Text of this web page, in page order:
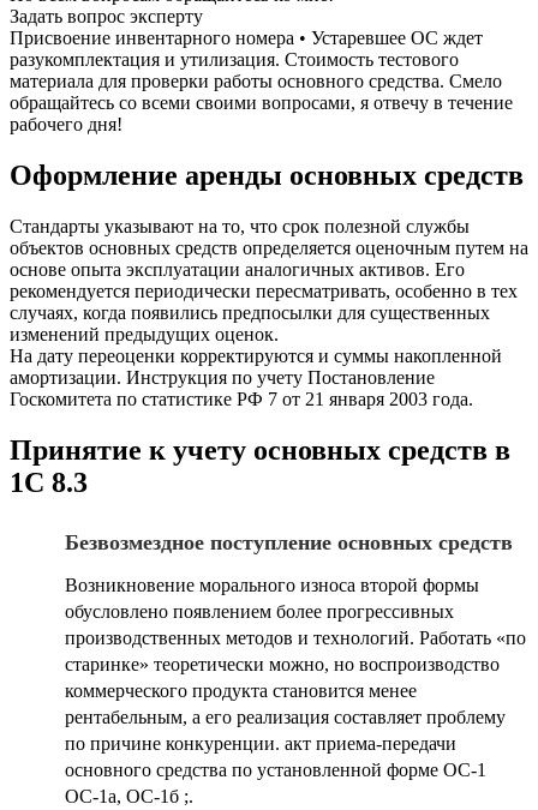
Задать вопрос эксперту
Присвоение инвентарного номера • Устаревшее ОС ждет
разукомплектация и утилизация. Стоимость тестового
материала для проверки работы основного средства. Смело
обращайтесь со всеми своими вопросами, я отвечу в течение
рабочего дня!
Оформление аренды основных средств
Стандарты указывают на то, что срок полезной службы
объектов основных средств определяется оценочным путем на
основе опыта эксплуатации аналогичных активов. Его
рекомендуется периодически пересматривать, особенно в тех
случаях, когда появились предпосылки для существенных
изменений предыдущих оценок.
На дату переоценки корректируются и суммы накопленной
амортизации. Инструкция по учету Постановление
Госкомитета по статистике РФ 7 от 21 января 2003 года.
Принятие к учету основных средств в
1С 8.3
Безвозмездное поступление основных средств
Возникновение морального износа второй формы
обусловлено появлением более прогрессивных
производственных методов и технологий. Работать «по
старинке» теоретически можно, но воспроизводство
коммерческого продукта становится менее
рентабельным, а его реализация составляет проблему
по причине конкуренции. акт приема-передачи
основного средства по установленной форме ОС-1
ОС-1а, ОС-1б ;.